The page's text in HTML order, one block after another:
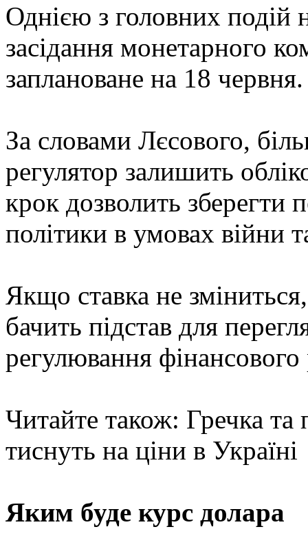
Однією з головних подій
засідання монетарного
заплановане на 18 червня.
За словами Лєсового,
регулятор залишить
крок дозволить зберегти
політики в умовах війни
Якщо ставка не
бачить підстав для
регулювання фінансового
Читайте також: Гречка та
тиснуть на ціни в Україні
Яким буде курс долара